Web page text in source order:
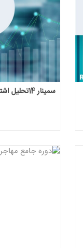
سمینار 14تحلیل اشتباه ؛ سبد دارایی اشتباه